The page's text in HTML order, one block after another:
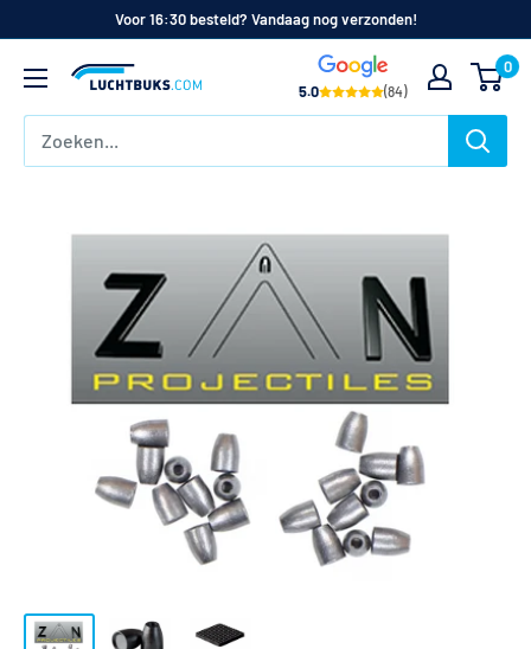
inhoud
Voor 16:30 besteld? Vandaag nog verzonden!
Luchtbuks.com
5.0 (84)
0